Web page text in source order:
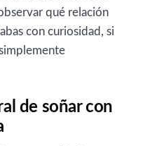
qué relación
con curiosidad, si
de soñar con